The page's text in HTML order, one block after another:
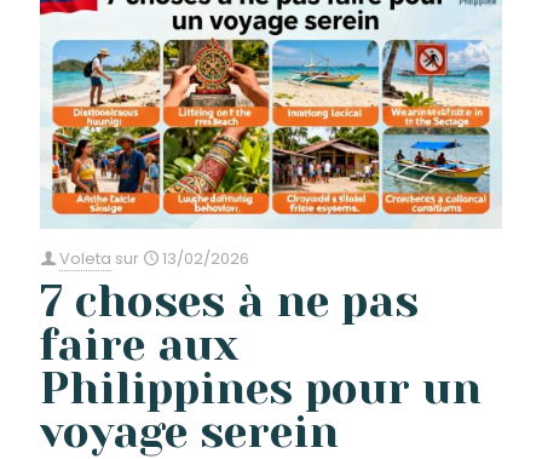
Voleta sur 13/02/2026
7 choses à ne pas
faire aux
Philippines pour un
voyage serein